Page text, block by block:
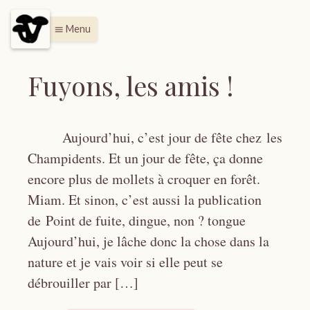
menu Menu
Fuyons, les amis !
Aujourd’hui, c’est jour de fête chez les
Champidents. Et un jour de fête, ça donne
encore plus de mollets à croquer en forêt.
Miam. Et sinon, c’est aussi la publication
de Point de fuite, dingue, non ? tongue
Aujourd’hui, je lâche donc la chose dans la
nature et je vais voir si elle peut se
débrouiller par […]